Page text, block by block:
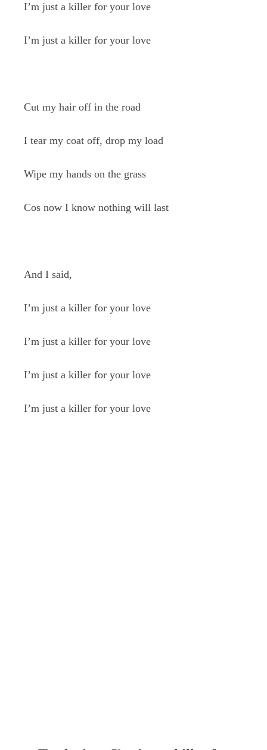
I’m just a killer for your love
I’m just a killer for your love
Cut my hair off in the road
I tear my coat off, drop my load
Wipe my hands on the grass
Cos now I know nothing will last
And I said,
I’m just a killer for your love
I’m just a killer for your love
I’m just a killer for your love
I’m just a killer for your love